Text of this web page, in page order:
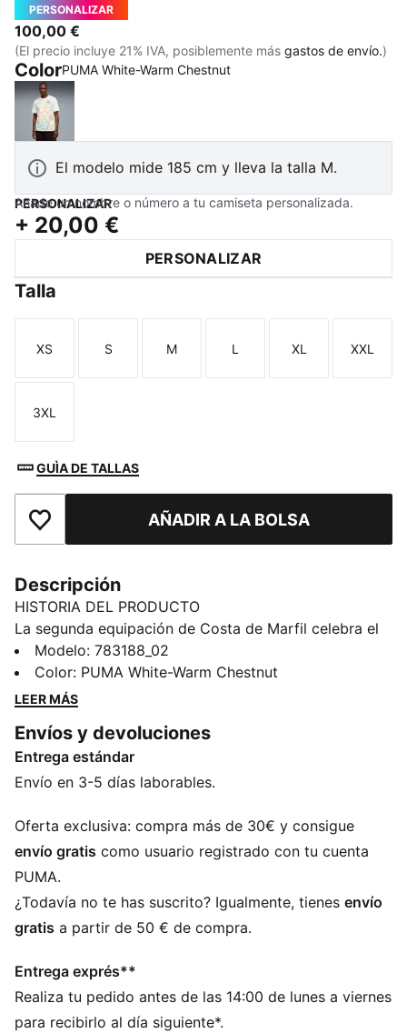
PERSONALIZAR
100,00 €
(El precio incluye 21% IVA, posiblemente más gastos de envío.)
ColorPUMA White-Warm Chestnut
PUMA White-Warm Chestnut
El modelo mide 185 cm y lleva la talla M.
PERSONALIZAR
Añade un nombre o número a tu camiseta personalizada.
+ 20,00 €
PERSONALIZAR
Talla
Talla
XS
Talla
S
Talla
M
Talla
L
Talla
XL
Talla
XXL
Talla
3XL
GUÌA DE TALLAS
Añade a favoritosAÑADIR A LA BOLSA
Descripción
HISTORIA DEL PRODUCTO
La segunda equipación de Costa de Marfil celebra el
agudo sentido del estilo del país y su icónica
influencia en la ropa urbana. Blanca, con toques
suaves de naranja y verde, es expresiva, llena de
camiseta réplica, diseñada para la afición, combina el
mismo look de los jugadores con una silueta informal
y unos detalles y materiales que la convierten en una
usar a diario.
CARACTERÍSTICAS + BENEFICIOS
CONTROL DE LA HUMEDAD: los tejidos técnicos
mantenerte seco y cómodo
Como parte del programa RE:FIBRE, esta prenda está
procedente de residuos textiles y otros materiales
usados
DETALLES
Modelo: 783188_02
Color: PUMA White-Warm Chestnut
LEER MÁS
Envíos y devoluciones
Entrega estándar
Envío en 3-5 días laborables.
Oferta exclusiva: compra más de 30€ y consigue
envío gratis como usuario registrado con tu cuenta
PUMA.
¿Todavía no te has suscrito? Igualmente, tienes envío
gratis a partir de 50 € de compra.
Entrega exprés**
Realiza tu pedido antes de las 14:00 de lunes a viernes
para recibirlo al día siguiente*.